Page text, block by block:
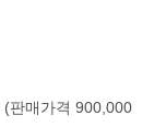
(판매가격 900,000